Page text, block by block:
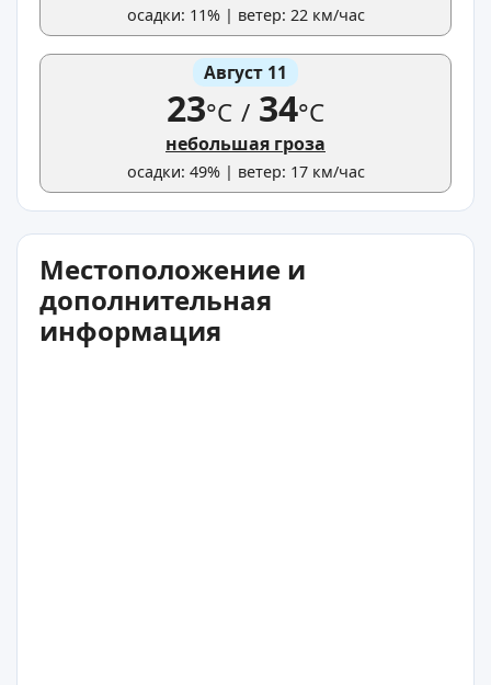
осадки: 11% | ветер: 22 км/час
Август 11
23°C / 34°C
небольшая гроза
осадки: 49% | ветер: 17 км/час
Местоположение и
дополнительная
информация